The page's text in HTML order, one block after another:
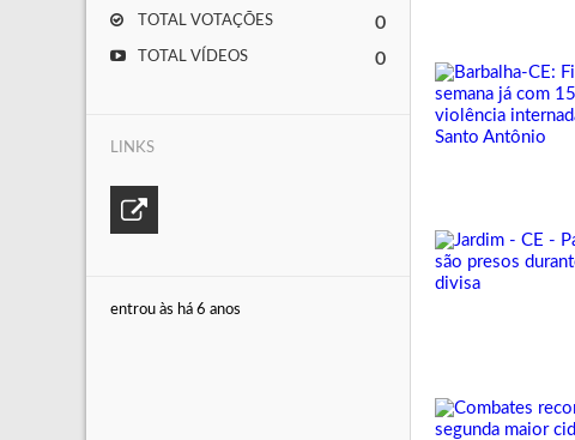
TOTAL VOTAÇÕES 0
TOTAL VÍDEOS 0
LINKS
entrou às há 6 anos